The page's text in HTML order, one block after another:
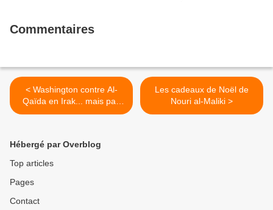
Commentaires
< Washington contre Al-
Qaïda en Irak... mais pas
en Syrie
Les cadeaux de Noël de
Nouri al-Maliki >
Hébergé par Overblog
Top articles
Pages
Contact